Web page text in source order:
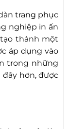
trang phục
nghiệp in ấn
thành một
áp dụng vào
trong những
hơn, được